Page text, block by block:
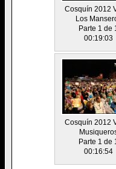
Cosquín 2012
Los
Parte 1 de
00:19:03
Cosquín 2012
Parte 1 de
00:16:54